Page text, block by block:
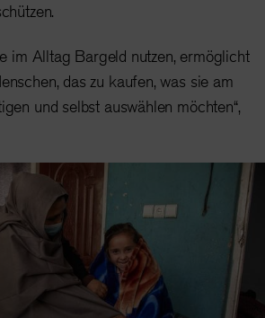
im Alltag Bargeld nutzen, ermöglicht
das zu kaufen, was sie am
und selbst auswählen möchten“,